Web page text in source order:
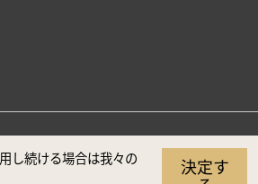
し続ける場合は我々の
決定す
）